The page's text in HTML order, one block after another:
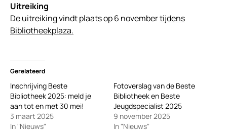
Uitreiking
De uitreiking vindt plaats op 6 novembertijdens
Bibliotheekplaza.
Gerelateerd
Inschrijving Beste
Bibliotheek 2025: meld je
aan tot en met 30 mei!
3 maart 2025
In "Nieuws"
Fotoverslag van de Beste
Bibliotheek en Beste
Jeugdspecialist 2025
9 november 2025
In "Nieuws"